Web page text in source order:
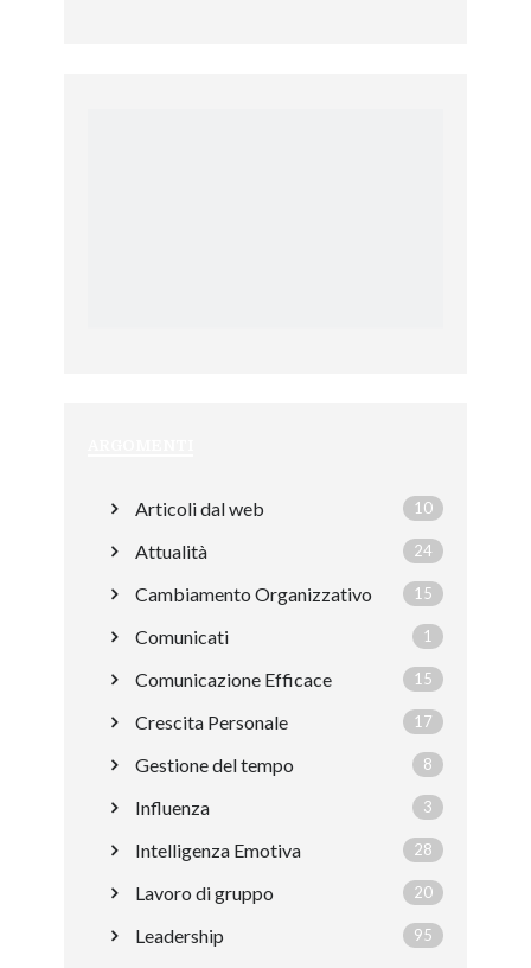
Articoli dal web 10
Attualità 24
Cambiamento Organizzativo 15
Comunicati 1
Comunicazione Efficace 15
Crescita Personale 17
Gestione del tempo 8
Influenza 3
Intelligenza Emotiva 28
Lavoro di gruppo 20
Leadership 95